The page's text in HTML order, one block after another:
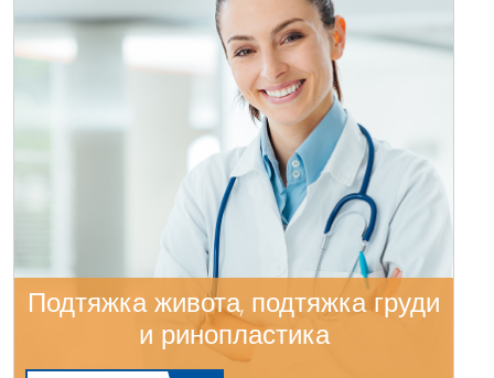
Подтяжка живота, подтяжка груди
и ринопластика